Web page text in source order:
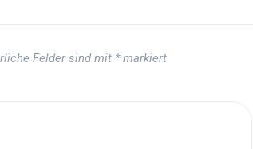
Felder sind mit *markiert